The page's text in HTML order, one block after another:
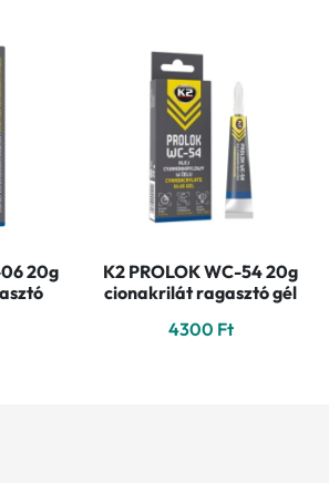
20g
K2 PROLOK WC-54 20g
cionakrilát ragasztó gél
4300 Ft